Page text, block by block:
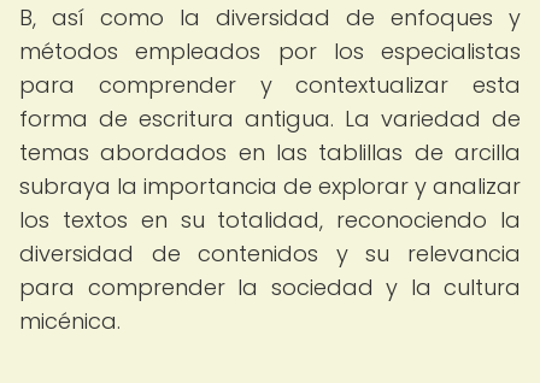
B, así como la diversidad de enfoques y
métodos empleados por los especialistas
para comprender y contextualizar esta
forma de escritura antigua. La variedad de
temas abordados en las tablillas de arcilla
subraya la importancia de explorar y analizar
los textos en su totalidad, reconociendo la
diversidad de contenidos y su relevancia
para comprender la sociedad y la cultura
micénica.